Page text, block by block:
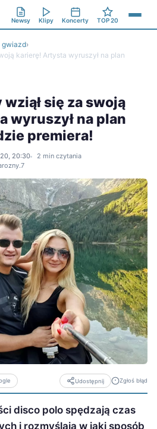
Newsy Klipy Koncerty TOP 20
gwiazd›
karierę! Artysta wyruszył na plan
się za swoją
wyruszył na plan
premiera!
20:30
2 min czytania
Udostępnij Zgłoś błąd
disco polo spędzają czas
i rozmyślają w jaki sposób